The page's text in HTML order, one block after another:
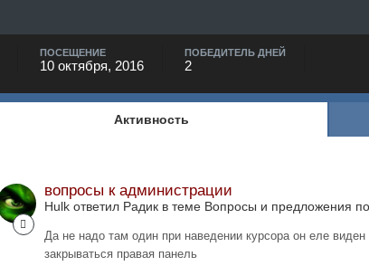
ПОСЕЩЕНИЕ
10 октября, 2016
ПОБЕДИТЕЛЬ ДНЕЙ
2
Активность
вопросы к администрации
Hulk ответил Радик в теме Вопросы и предложения
Да не надо там один при наведении курсора он еле
закрываться правая панель